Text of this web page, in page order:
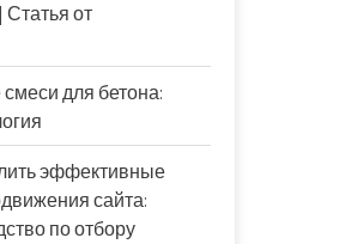
Статья от
для бетона:
эффективные
сайта:
по отбору